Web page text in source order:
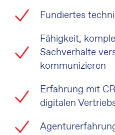
Fundiertes
Fähigkeit,
Sachverhalte
kommunizieren
Erfahrung mit
digitalen